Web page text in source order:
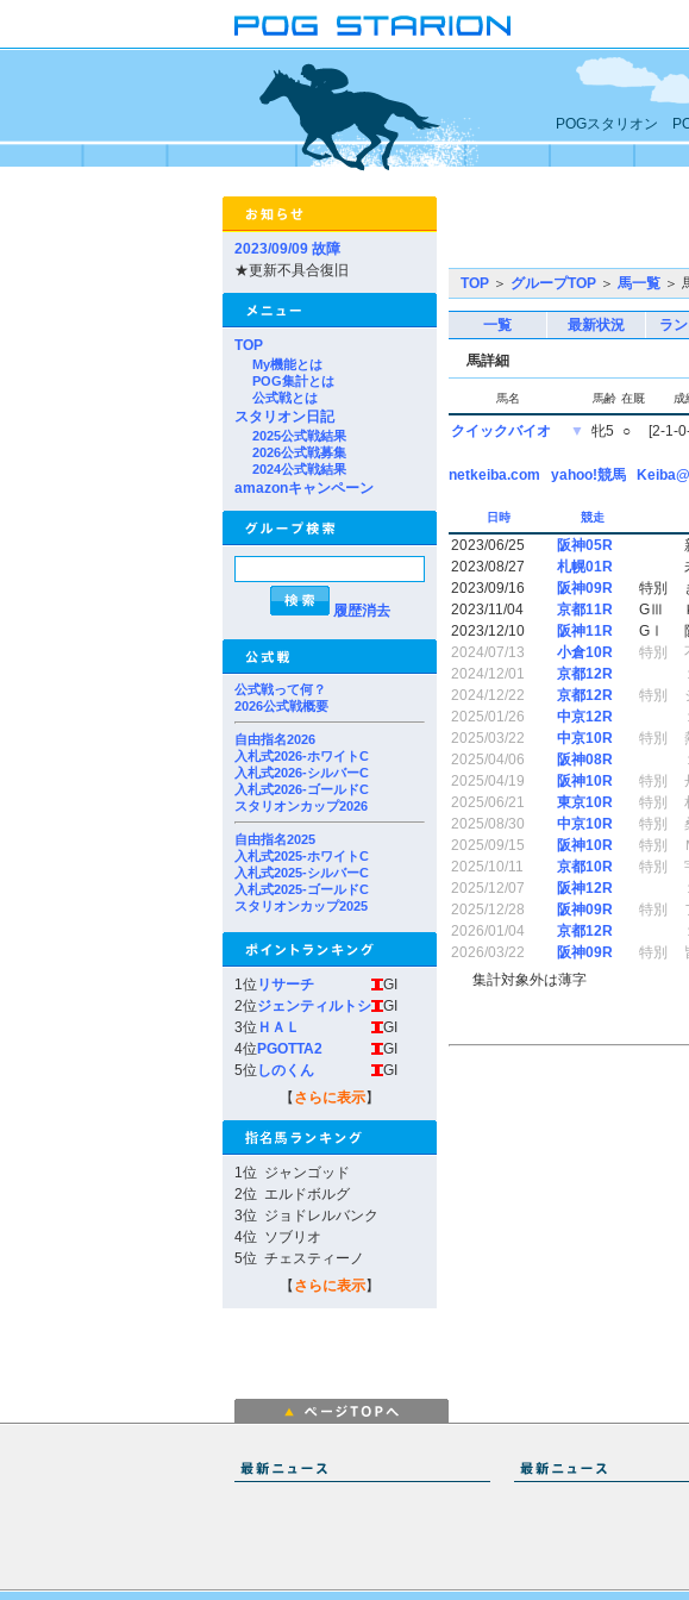
POGスタリオン
2023/09/09 故障
★更新不具合復旧
TOP
My機能とは
POG集計とは
公式戦とは
スタリオン日記
2025公式戦結果
2026公式戦募集
2024公式戦結果
amazonキャンペーン
履歴消去
公式戦って何？
2026公式戦概要
自由指名2026
入札式2026-ホワイトC
入札式2026-シルバーC
入札式2026-ゴールドC
スタリオンカップ2026
自由指名2025
入札式2025-ホワイトC
入札式2025-シルバーC
入札式2025-ゴールドC
スタリオンカップ2025
1位 リサーチ
GI
2位ジェンティルトシ
GI
3位 ＨＡＬ
GI
4位 PGOTTA2
GI
5位 しのくん
GI
【 さらに表示】
1位 ジャンゴッド
2位 エルドボルグ
3位 ジョドレルバンク
4位 ソブリオ
5位 チェスティーノ
【 さらに表示】
TOP ＞ グループTOP ＞ 馬一覧 ＞
一覧 最新状況 ラ
馬詳細
馬名 馬齢 在厩 成
クイックバイオ ▼ 牝5 ○ [2-1-
netkeiba.com yahoo!競馬
日時 競走
2023/06/25 阪神05R
2023/08/27
札幌01R
2023/09/16
阪神09R 特別
2023/11/04
京都11R GⅢ
2023/12/10
阪神11R GⅠ
2024/07/13
小倉10R 特別
2024/12/01
京都12R
2024/12/22
京都12R 特別
2025/01/26
中京12R
2025/03/22
中京10R 特別
2025/04/06
阪神08R
2025/04/19
阪神10R 特別
2025/06/21
東京10R 特別
2025/08/30
中京10R 特別
2025/09/15
阪神10R 特別
2025/10/11
京都10R 特別
2025/12/07
阪神12R
2025/12/28
阪神09R 特別
2026/01/04
京都12R
2026/03/22
阪神09R 特別
集計対象外は薄字